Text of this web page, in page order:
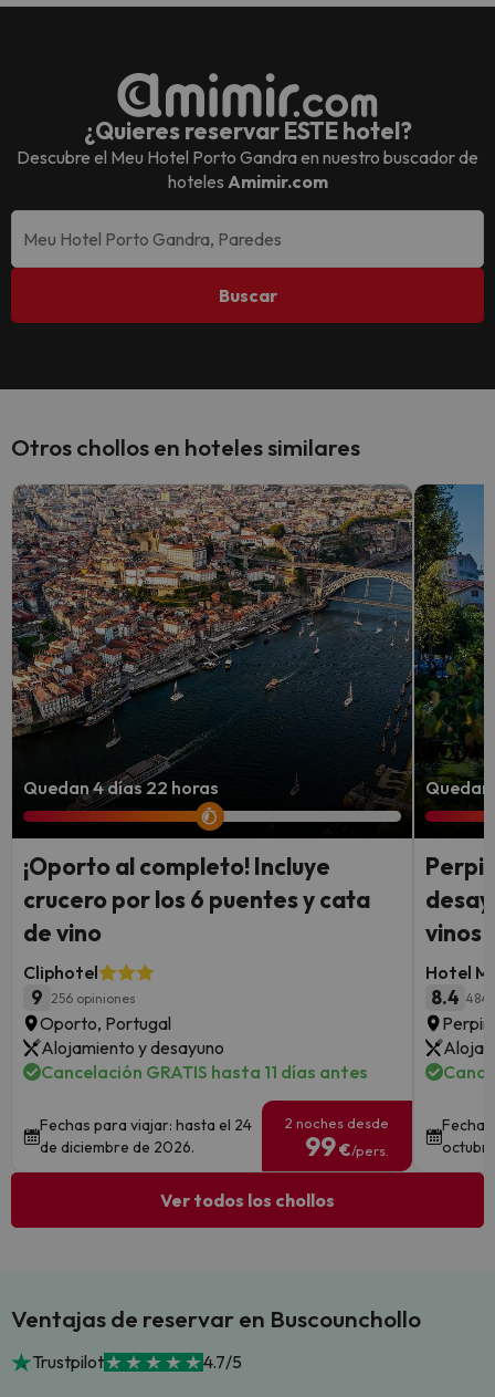
¿Quieres reservar ESTE hotel?
Descubre el Meu Hotel Porto Gandraen nuestro buscador de
hoteles Amimir.com
Buscar
Otros chollos en hoteles similares
Quedan 4 días 22 horas
¡Oporto al completo! Incluye
crucero por los 6 puentes y cata
de vino
Cliphotel
9 256 opiniones
Oporto, Portugal
Alojamiento y desayuno
Cancelación GRATIS hasta 11 días antes
Fechas para viajar: hasta el 24
de diciembre de 2026.
2 noches desde
99€/pers.
vinos
Hotel
8.4 484
Ver todos los chollos
Ventajas de reservar en Buscounchollo
Trustpilot 4.7/5